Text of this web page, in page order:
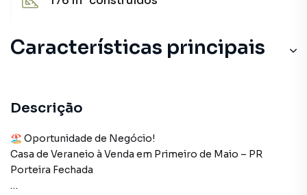
Características principais
Varanda
Piscina
Sala
Descrição
🏖️ Oportunidade de Negócio!
Casa de Veraneio à Venda em Primeiro de Maio – PR
Porteira Fechada